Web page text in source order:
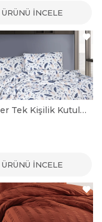
ÜRÜNÜ İNCELE
Feather Tek Kişilik Kutulu Nevresim Takımı
ÜRÜNÜ İNCELE